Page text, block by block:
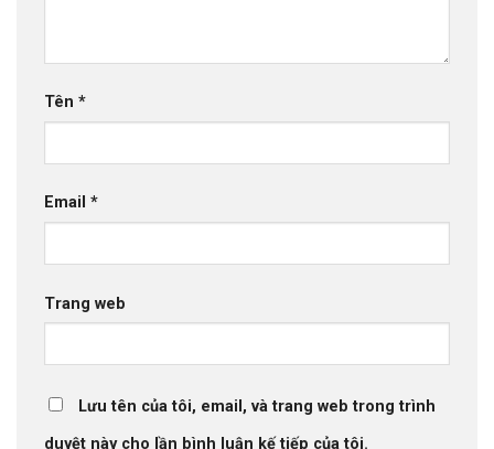
Tên *
Email *
Trang web
Lưu tên của tôi, email, và trang web trong trình
duyệt này cho lần bình luận kế tiếp của tôi.